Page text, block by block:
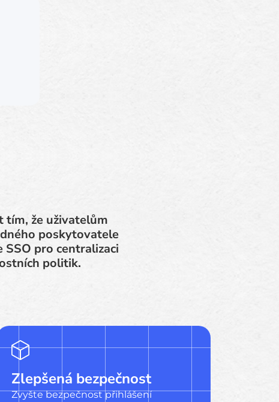
tím, že uživatelům
poskytovatele
pro centralizaci
politik.
Zlepšená bezpečnost
Zvyšte bezpečnost přihlášení